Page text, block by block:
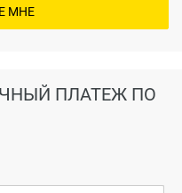
ПЛАТЕЖ ПО
МНЕ